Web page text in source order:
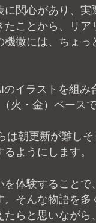
に関心があり、実
たことから、リア
機微には、ちょっ
のイラストを組み
火・金）ペース
は朝更新が難し
ようにします。
を体験することで
。そんな物語を多
たらと思いながら